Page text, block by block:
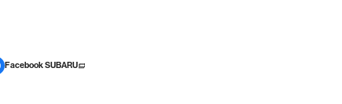
Facebook SUBARU